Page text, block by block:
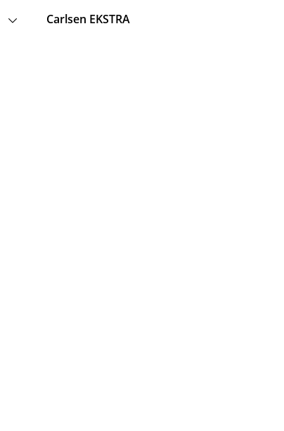
Carlsen EKSTRA